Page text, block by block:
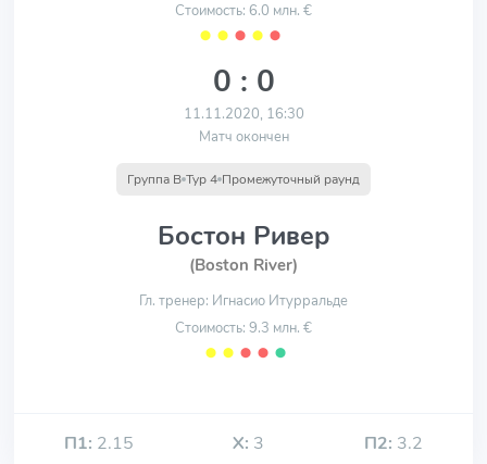
Стоимость: 6.0 млн. €
⬤ ⬤ ⬤ ⬤ ⬤
0 : 0
11.11.2020, 16:30
Матч окончен
Группа B Тур 4 Промежуточный раунд
Бостон Ривер
(Boston River)
Гл. тренер: Игнасио Итурральде
Стоимость: 9.3 млн. €
⬤ ⬤ ⬤ ⬤ ⬤
П1: 2.15 Х: 3 П2: 3.2